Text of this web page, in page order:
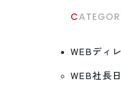
WEBディ
WEB社長